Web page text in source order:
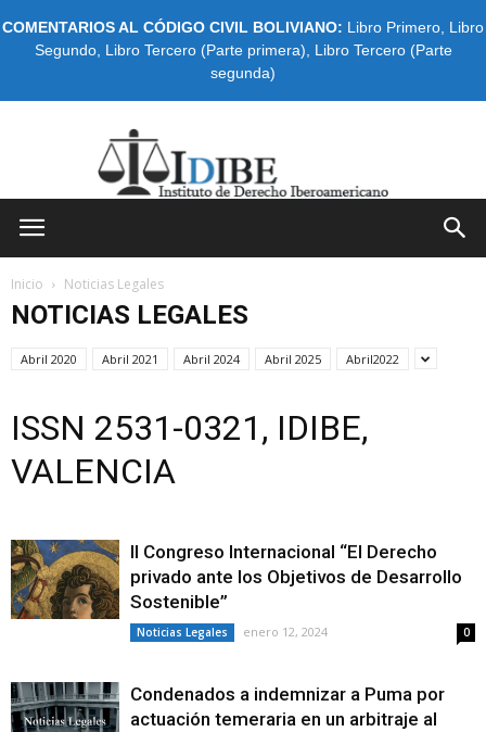
COMENTARIOS AL CÓDIGO CIVIL BOLIVIANO: Libro Primero Libro
Segundo, Libro Tercero (Parte primera)
Libro Tercero (Parte
segunda)
Inicio Noticias Legales
NOTICIAS LEGALES
Abril 2020 Abril 2021 Abril 2024 Abril 2025 Abril2022
ISSN 2531-0321, IDIBE,
VALENCIA
II Congreso Internacional “El Derecho
privado ante los Objetivos de Desarrollo
Sostenible”
Noticias Legales enero 12, 2024 0
Condenados a indemnizar a Puma por
actuación temeraria en un arbitraje al